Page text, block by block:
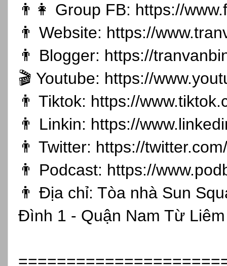
👨👩 Group FB: https://
👨 Website: https://
👨 Blogger: https://
🎬 Youtube: https://
👨 Tiktok: https://
👨 Linkin: https://
👨 Twitter: https://
👨 Podcast: https://
👨 Địa chỉ: Tòa nhà Sun
Đình 1 - Quận Nam Từ Liêm